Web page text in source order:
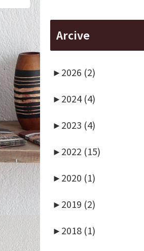
Arcive
►2026 (2)
►2024 (4)
►2023 (4)
►2022 (15)
►2020 (1)
►2019 (2)
►2018 (1)